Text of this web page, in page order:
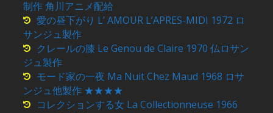
制作 角川アニメ配給
愛の昼下がり L’ AMOUR L’APRES-MIDI 1972 ロ
サンジュ製作
クレールの膝 Le Genou de Claire 1970 仏ロサン
ジュ製作
モード家の一夜 Ma Nuit Chez Maud 1968 ロサ
ンジュ他製作 ★★★★
コレクションする女 La Collectionneuse 1966